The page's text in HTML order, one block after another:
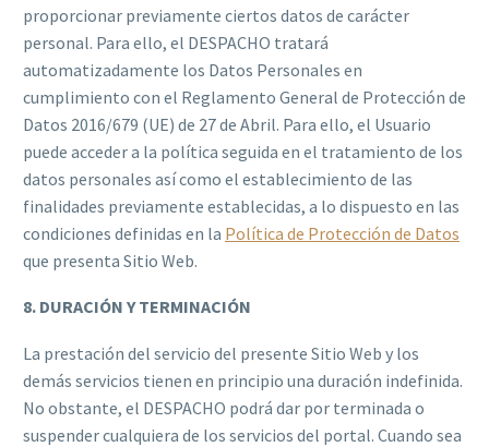
proporcionar previamente ciertos datos de carácter
personal. Para ello, el DESPACHO tratará
automatizadamente los Datos Personales en
cumplimiento con el Reglamento General de Protección de
Datos 2016/679 (UE) de 27 de Abril. Para ello, el Usuario
puede acceder a la política seguida en el tratamiento de los
datos personales así como el establecimiento de las
finalidades previamente establecidas, a lo dispuesto en las
condiciones definidas en la Política de Protección de Datos
que presenta Sitio Web.
8. DURACIÓN Y TERMINACIÓN
La prestación del servicio del presente Sitio Web y los
demás servicios tienen en principio una duración indefinida.
No obstante, el DESPACHO podrá dar por terminada o
suspender cualquiera de los servicios del portal. Cuando sea